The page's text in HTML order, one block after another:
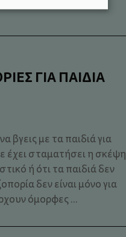
ΓΙΑ ΠΑΙΔΙΑ
βγεις με τα παιδιά για
έχει σταματήσει η σκέψη
ή ότι τα παιδιά δεν
δεν είναι μόνο για
όμορφες ...